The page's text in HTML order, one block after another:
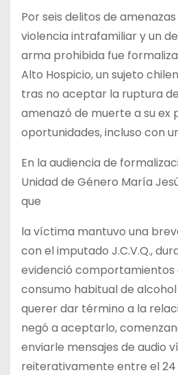
Por seis delitos de
violencia intrafamiliar y un
arma prohibida fue
Alto Hospicio, un sujeto
tras no aceptar la ruptura
amenazó de muerte a su ex
oportunidades, incluso con
En la audiencia de
Unidad de Género María
que
la víctima mantuvo una
con el imputado J.C.V.Q.,
evidenció comportamientos
consumo habitual de
querer dar término a la
negó a aceptarlo,
enviarle mensajes de audio
reiterativamente entre el 24